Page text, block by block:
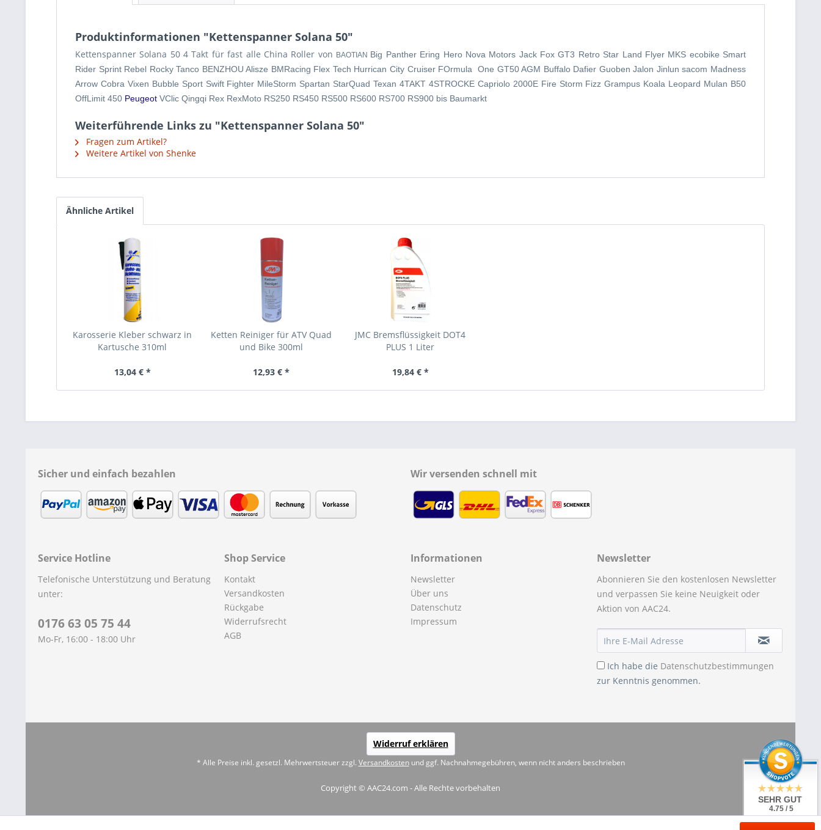
Produktinformationen "Kettenspanner Solana 50"
Kettenspanner Solana 50 4 Takt für fast alle China Roller von BAOTIAN Big Panther Ering Hero Nova Motors Jack Fox GT3 Retro Star Land Flyer MKS ecobike Smart
Rider Sprint Rebel Rocky Tanco BENZHOU Alisze BMRacing Flex Tech Hurrican City Cruiser FOrmula One GT50 AGM Buffalo Dafier Guoben Jalon Jinlun sacom Madness
Arrow Cobra Vixen Bubble Sport Swift Fighter MileStorm Spartan StarQuad Texan 4TAKT 4STROCKE Capriolo 2000E Fire Storm Fizz Grampus Koala Leopard Mulan B50
OffLimit 450 Peugeot VClic Qingqi Rex RexMoto RS250 RS450 RS500 RS600 RS700 RS900 bis Baumarkt
Weiterführende Links zu "Kettenspanner Solana 50"
Fragen zum Artikel?
Weitere Artikel von Shenke
Ähnliche Artikel
Karosserie Kleber schwarz in
Kartusche 310ml
13,04 € *
Ketten Reiniger für ATV Quad
und Bike 300ml
12,93 € *
JMC Bremsflüssigkeit DOT4
PLUS 1 Liter
19,84 € *
Sicher und einfach bezahlen Wir versenden schnell mit
Service Hotline
Telefonische Unterstützung und Beratung
unter:
0176 63 05 75 44
Mo-Fr, 16:00 - 18:00 Uhr
Shop Service
Kontakt
Versandkosten
Rückgabe
Widerrufsrecht
AGB
Informationen
Newsletter
Über uns
Datenschutz
Impressum
Newsletter
Abonnieren Sie den kostenlosen Newsletter
und verpassen Sie keine Neuigkeit oder
Aktion von AAC24.
Ich habe die Datenschutzbestimmungen
zur Kenntnis genommen.
Widerruf erklären
* Alle Preise inkl. gesetzl. Mehrwertsteuer zzgl. Versandkostenund ggf. Nachnahmegebühren, wenn nicht anders beschrieben
Copyright © AAC24.com - Alle Rechte vorbehalten
SEHR GUT
4.75 / 5
aus 20 Bewertungen